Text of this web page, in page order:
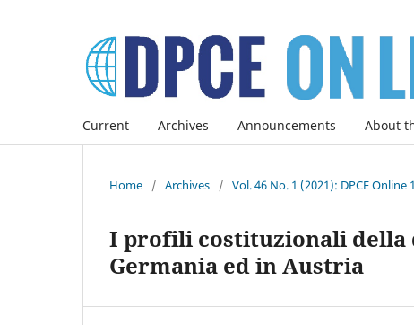
Current Archives Announcements About
Home / Archives / Vol. 46 No. 1 (2021): DPCE Online
I profili costituzionali
Germania ed in Austria